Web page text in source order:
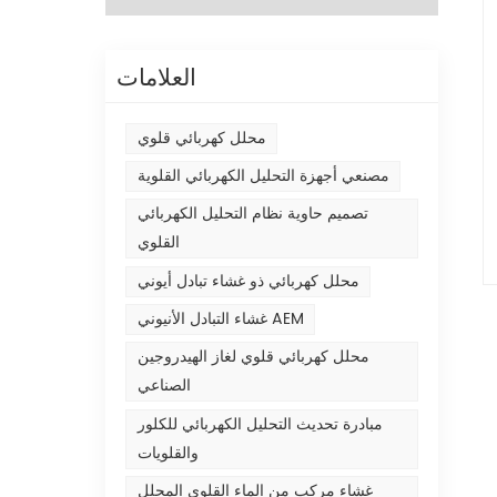
العلامات
محلل كهربائي قلوي
مصنعي أجهزة التحليل الكهربائي القلوية
تصميم حاوية نظام التحليل الكهربائي
القلوي
محلل كهربائي ذو غشاء تبادل أيوني
غشاء التبادل الأنيوني AEM
محلل كهربائي قلوي لغاز الهيدروجين
الصناعي
مبادرة تحديث التحليل الكهربائي للكلور
والقلويات
غشاء مركب من الماء القلوي المحلل